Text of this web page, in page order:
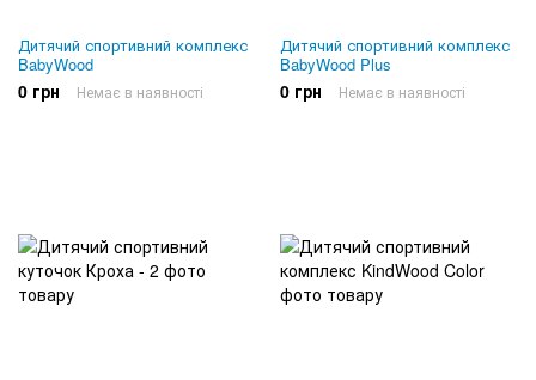
Дитячий спортивний комплекс
BabyWood
0 грн Немає в наявності
Дитячий спортивний комплекс
BabyWood Plus
0 грн Немає в наявності